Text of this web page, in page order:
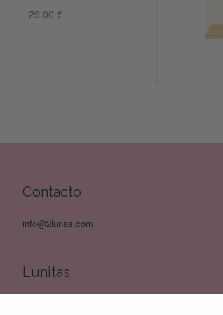
29.00 €
Contacto
info@2lunas.com
Lunitas